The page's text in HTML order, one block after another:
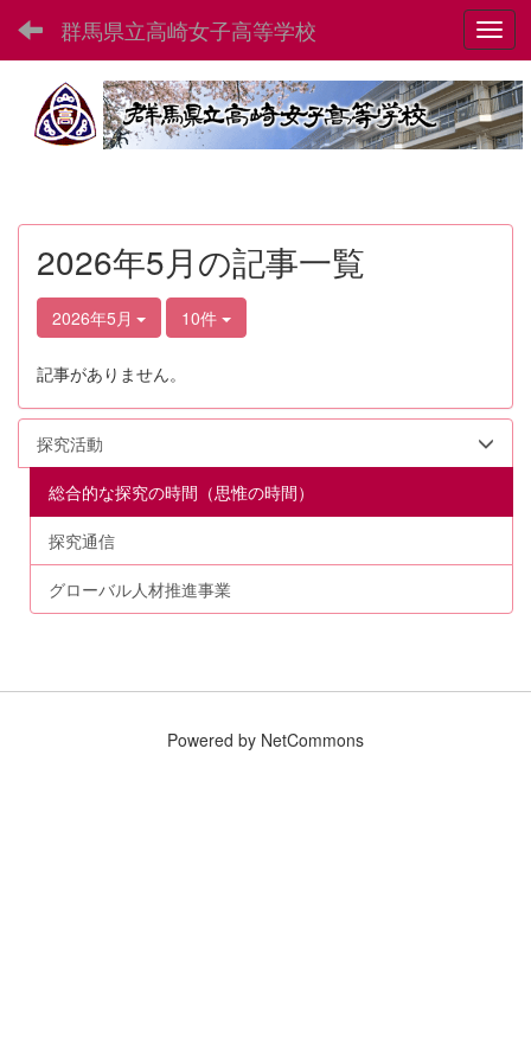
群馬県立高崎女子高等学校
2026年5月の記事一覧
2026年5月 10件
記事がありません。
探究活動
総合的な探究の時間（思惟の時間）
探究通信
グローバル人材推進事業
Powered by NetCommons